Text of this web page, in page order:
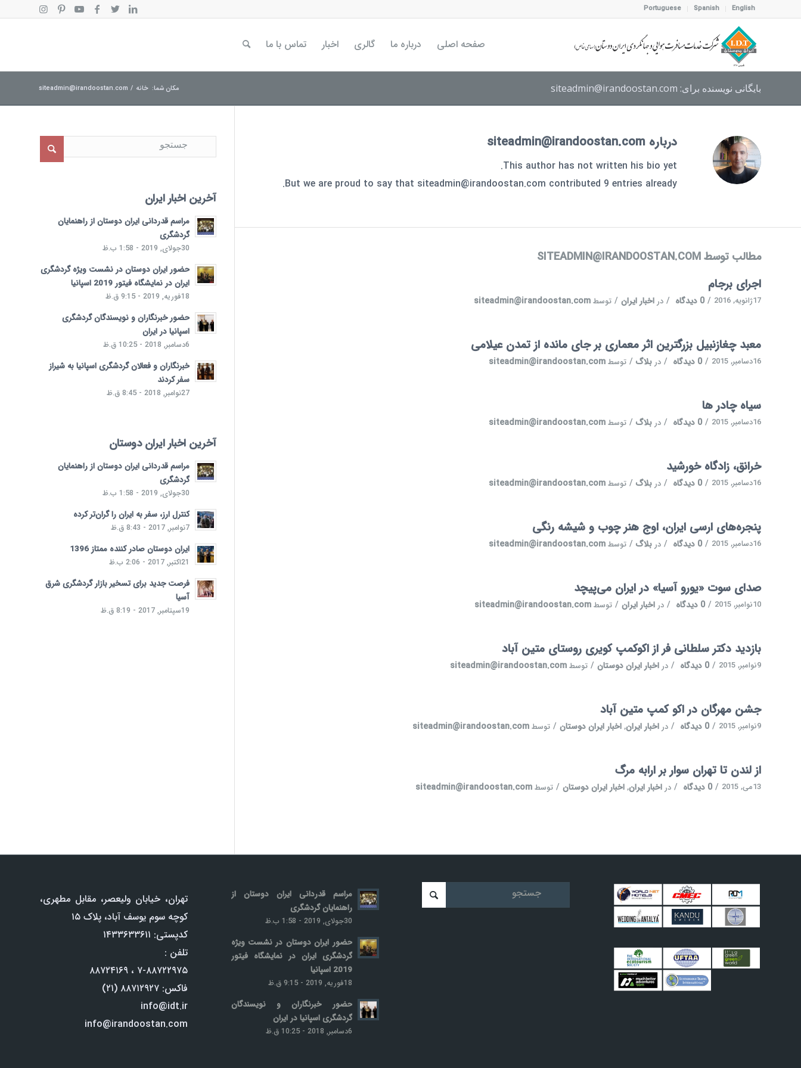
English
Spanish
Portuguese
صفحه اصلی درباره ما گالری اخبار تماس با ما
بایگانی نویسنده برای: siteadmin@irandoostan.com مکان شما: خانه /
siteadmin@irandoostan.com
درباره siteadmin@irandoostan.com
This author has not written his bio yet.
But we are proud to say that siteadmin@irandoostan.com contributed 9 entries already.
مطالب توسط SITEADMIN@IRANDOOSTAN.COM
اجرای برجام
17ژانویه, 2016 / 0 دیدگاه / در اخبار ایران / توسطsiteadmin@irandoostan.com
معبد چغازنبیل بزرگترین اثر معماری بر جای مانده از تمدن عیلامی
16دسامبر, 2015 / 0 دیدگاه / در بلاگ / توسطsiteadmin@irandoostan.com
سیاه چادر ها
16دسامبر, 2015 / 0 دیدگاه / در بلاگ / توسطsiteadmin@irandoostan.com
خرانق، زادگاه خورشید
16دسامبر, 2015 / 0 دیدگاه / در بلاگ / توسطsiteadmin@irandoostan.com
پنجره‌های ارسی ایران، اوج هنر چوب و شیشه رنگی
16دسامبر, 2015 / 0 دیدگاه / در بلاگ / توسطsiteadmin@irandoostan.com
صدای سوت «یورو آسیا» در ایران می‌پیچد
10نوامبر, 2015 / 0 دیدگاه / در اخبار ایران / توسطsiteadmin@irandoostan.com
بازدید دکتر سلطانی فر از اکوکمپ کویری روستای متین آباد
9نوامبر, 2015 / 0 دیدگاه / در اخبار ایران دوستان / توسطsiteadmin@irandoostan.com
جشن مهرگان در اکو کمپ متین آباد
9نوامبر, 2015 / 0 دیدگاه / در اخبار ایران,اخبار ایران دوستان / توسطsiteadmin@irandoostan.com
از لندن تا تهران سوار بر ارابه مرگ
13می, 2015 / 0 دیدگاه / در اخبار ایران,اخبار ایران دوستان / توسطsiteadmin@irandoostan.com
آخرین اخبار ایران
مراسم قدردانی ایران دوستان از راهنمایان
گردشگری
30جولای, 2019 - 1:58 ب.ظ
حضور ایران دوستان در نشست ویژه گردشگری
ایران در نمایشگاه فیتور 2019 اسپانیا
18فوریه, 2019 - 9:15 ق.ظ
حضور خبرنگاران و نویسندگان گردشگری
اسپانیا در ایران
6دسامبر, 2018 - 10:25 ق.ظ
خبرنگاران و فعالان گردشگری اسپانیا به شیراز
سفر کردند
27نوامبر, 2018 - 8:45 ق.ظ
آخرین اخبار ایران دوستان
مراسم قدردانی ایران دوستان از راهنمایان
گردشگری
30جولای, 2019 - 1:58 ب.ظ
کنترل ارز، سفر به ایران را گران‌تر کرده
7نوامبر, 2017 - 8:43 ق.ظ
ایران دوستان صادر کننده ممتاز 1396
21اکتبر, 2017 - 2:06 ب.ظ
فرصت جدید برای تسخیر بازار گردشگری شرق
آسیا
19سپتامبر, 2017 - 8:19 ق.ظ
مراسم قدردانی ایران دوستان از
راهنمایان گردشگری
30جولای, 2019 - 1:58 ب.ظ
حضور ایران دوستان در نشست ویژه
گردشگری ایران در نمایشگاه فیتور
2019 اسپانیا
18فوریه, 2019 - 9:15 ق.ظ
حضور خبرنگاران و نویسندگان
گردشگری اسپانیا در ایران
6دسامبر, 2018 - 10:25 ق.ظ
تھران، خيابان وليعصر، مقابل مطھری،
کوچه سوم يوسف آباد، پلاک ۱۵
کدپستی: ۱۴۳۳۶۳۳۶۱۱
تلفن :
۷-۸۸۷۲۲۹۷۵ ، ۸۸۷۲۴۱۶۹
فاکس: ۸۸۷۱۲۹۲۷ (۲۱)
info@idt.ir
info@irandoostan.com